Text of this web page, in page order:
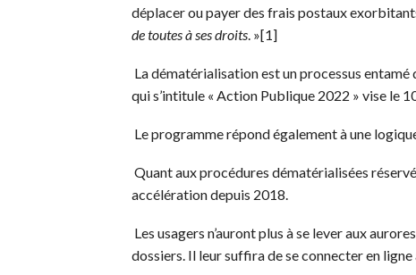
déplacer ou payer des frais postaux
de toutes à ses droits . »[1]
La dématérialisation est un processus
qui s’intitule « Action Publique 2022 » vise le
Le programme répond également à une
Quant aux procédures dématérialisées
accélération depuis 2018.
Les usagers n’auront plus à se lever aux
dossiers. Il leur suffira de se connecter en